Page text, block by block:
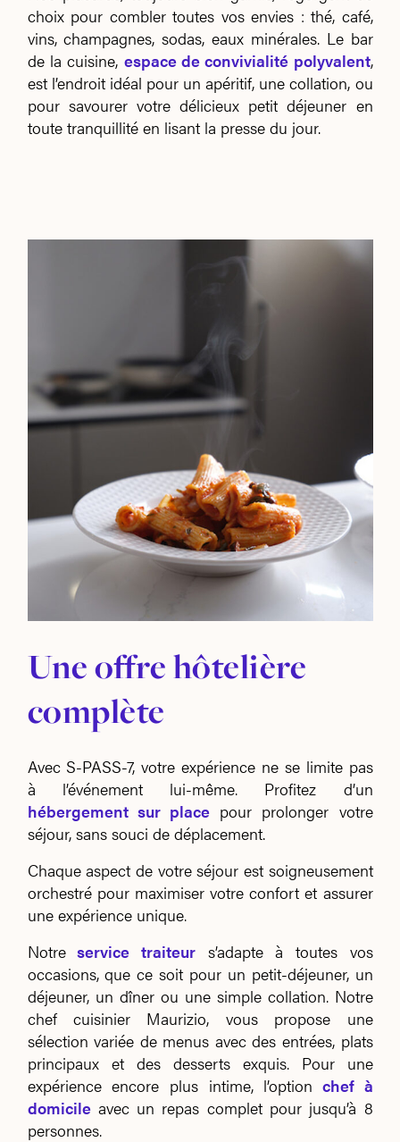
choix pour combler toutes vos envies : thé, café,
vins, champagnes, sodas, eaux minérales. Le bar
de la cuisine, espace de convivialité polyvalent,
est l’endroit idéal pour un apéritif, une collation, ou
pour savourer votre délicieux petit déjeuner en
toute tranquillité en lisant la presse du jour.
Une offre hôtelière
complète
Avec S-PASS-7, votre expérience ne se limite pas
à l’événement lui-même. Profitez d’un
hébergement sur placepour prolonger votre
séjour, sans souci de déplacement.
Chaque aspect de votre séjour est soigneusement
orchestré pour maximiser votre confort et assurer
une expérience unique.
Notreservice traiteurs’adapte à toutes vos
occasions, que ce soit pour un petit-déjeuner, un
déjeuner, un dîner ou une simple collation. Notre
chef cuisinier Maurizio, vous propose une
sélection variée de menus avec des entrées, plats
principaux et des desserts exquis. Pour une
expérience encore plus intime, l’option chef à
domicileavec un repas complet pour jusqu’à 8
personnes.